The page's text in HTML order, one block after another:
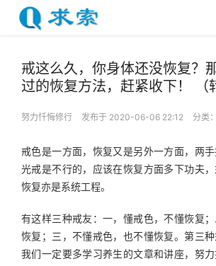
戒这么久，你身体还没恢复？
过的恢复方法，赶紧收下！ ​（
努力忏悔修行 发布于 2020-06-06 22:12 分类：
戒色是一方面，恢复又是另外一方面，两手
光戒是不行的，应该在恢复方面多下功夫，
恢复亦是系统工程。
有这样三种戒友：一，懂戒色，不懂恢复
恢复；三，不懂戒色，也不懂恢复。第三种
我们一定要多学习养生的文章和讲座，努